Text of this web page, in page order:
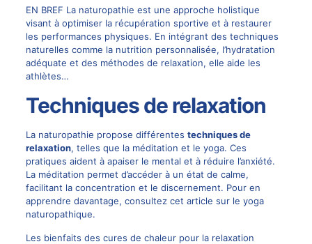
EN BREF La naturopathie est une approche holistique
visant à optimiser la récupération sportive et à restaurer
les performances physiques. En intégrant des techniques
naturelles comme la nutrition personnalisée, l’hydratation
adéquate et des méthodes de relaxation, elle aide les
athlètes…
Techniques de relaxation
La naturopathie propose différentes techniques de
relaxation, telles que la méditation et le yoga. Ces
pratiques aident à apaiser le mental et à réduire l’anxiété.
La méditation permet d’accéder à un état de calme,
facilitant la concentration et le discernement. Pour en
apprendre davantage, consultez cet article sur le yoga
naturopathique.
Les bienfaits des cures de chaleur pour la relaxation